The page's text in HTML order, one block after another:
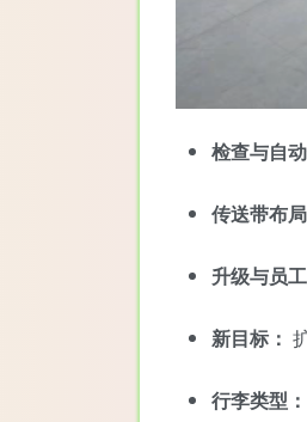
检查与自
传送带布局
升级与员工
新目标：
行李类型：